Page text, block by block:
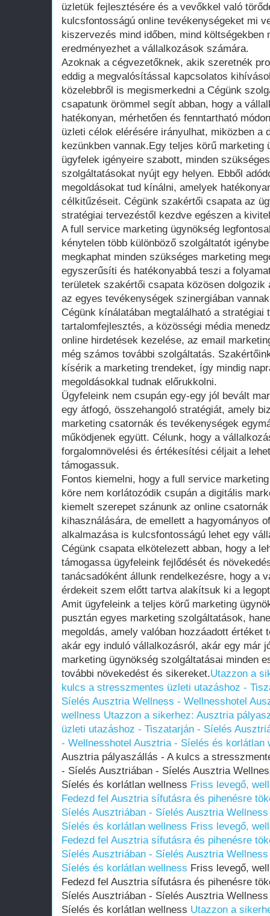
üzletük fejlesztésére és a vevőkkel való
kulcsfontosságú online tevékenységeket mi
kiszervezés mind időben, mind költségekben
eredményezhet a vállalkozások számára.
Azoknak a cégvezetőknek, akik szeretnék
eddig a megvalósítással kapcsolatos
közelebbről is megismerkedni a Cégünk
csapatunk örömmel segít abban, hogy a
hatékonyan, mérhetően és fenntartható
üzleti célok elérésére irányulhat, miközben a
kezünkben vannak.Egy teljes körű marketing
ügyfelek igényeire szabott, minden
szolgáltatásokat nyújt egy helyen. Ebből
megoldásokat tud kínálni, amelyek
célkitűzéseit. Cégünk szakértői csapata az
stratégiai tervezéstől kezdve egészen a
A full service marketing ügynökség
kénytelen több különböző szolgáltatót
megkaphat minden szükséges marketing
egyszerűsíti és hatékonyabbá teszi a
területek szakértői csapata közösen
az egyes tevékenységek szinergiában
Cégünk kínálatában megtalálható a
tartalomfejlesztés, a közösségi média
online hirdetések kezelése, az email
még számos további szolgáltatás.
kísérik a marketing trendeket, így mindig
megoldásokkal tudnak előrukkolni.
Ügyfeleink nem csupán egy-egy jól bevált
egy átfogó, összehangoló stratégiát, amely
marketing csatornák és tevékenységek
működjenek együtt. Célunk, hogy a
forgalomnövelési és értékesítési céljait a
támogassuk.
Fontos kiemelni, hogy a full service
köre nem korlátozódik csupán a digitális
kiemelt szerepet szánunk az online
kihasználására, de emellett a hagyományos
alkalmazása is kulcsfontosságú lehet egy
Cégünk csapata elkötelezett abban, hogy a
támogassa ügyfeleink fejlődését és
tanácsadóként állunk rendelkezésre, hogy a
érdekeit szem előtt tartva alakítsuk ki a
Amit ügyfeleink a teljes körű marketing
pusztán egyes marketing szolgáltatások,
megoldás, amely valóban hozzáadott értéket
akár egy induló vállalkozásról, akár egy már
marketing ügynökség szolgáltatásai minden
további növekedést és sikereket.Utazzon a
kulcs a stresszmentes üzleti utazáshoz -
Síelés Ausztria Wellness - Wellnesshotel
wellness Utazzon a sikerhez: Ausztria
üzleti utazáshoz - Tiszatarján - Síelés
- Wellnesshotel Ausztria - Síelés és korlátlan
Ausztria pályaszállás - A kulcs a
- Síelés Ausztriában - Síelés Ausztria
Síelés és korlátlan wellness Friss levegő,
Fedezd fel Ausztria sífutásra és pihenésre
Síelés Ausztriában - Síelés Ausztria
Síelés és korlátlan wellness Friss levegő,
Fedezd fel Ausztria sífutásra és pihenésre
Síelés Ausztriában - Síelés Ausztria
Síelés és korlátlan wellness Friss levegő,
Fedezd fel Ausztria sífutásra és pihenésre
Síelés Ausztriában - Síelés Ausztria
Síelés és korlátlan wellness Utazzon a